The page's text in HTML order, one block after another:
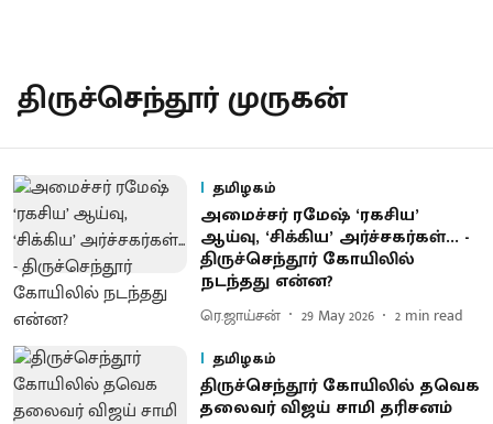
திருச்செந்தூர் முருகன்
தமிழகம்
அமைச்சர் ரமேஷ் ‘ரகசிய’
ஆய்வு, ‘சிக்கிய’ அர்ச்சகர்கள்... -
திருச்செந்தூர் கோயிலில்
நடந்தது என்ன?
ரெ.ஜாய்சன் 29 May 2026 2 min read
தமிழகம்
திருச்செந்தூர் கோயிலில் தவெக
தலைவர் விஜய் சாமி தரிசனம்